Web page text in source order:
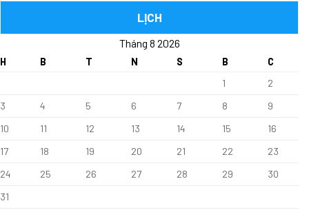
TỨC
LỊCH
Tháng 8 2026
H B T N S B
C
1
2
3
4 5 6 7 8
9
10
11 12 13 14 15
16
17
18 19 20 21 22
23
24
25 26 27 28 29
30
31